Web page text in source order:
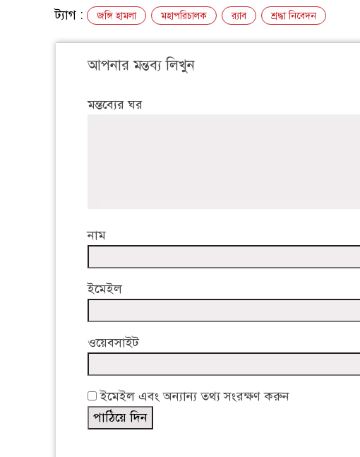
ট্যাগ : জঙ্গি হামলা মহাপরিচালক র‍্যাব শ্রদ্ধা নিবেদন
আপনার মন্তব্য লিখুন
মন্তব্যের ঘর
নাম
ইমেইল
ওয়েবসাইট
ইমেইল এবং অন্যান্য তথ্য সংরক্ষণ করুন